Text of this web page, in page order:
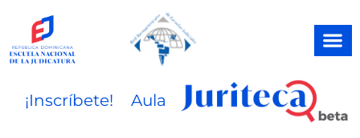
contenido
¡Inscríbete! Aula